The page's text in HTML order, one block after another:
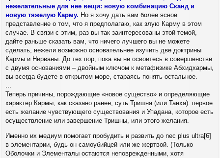
нежелательные для нее вещи: новую комбинацию Сканд и
новую тяжелую Карму. Но я хочу дать вам более ясное
представление о том, что я предполагаю, как злую Карму в этом
случае. В связи с этим, раз вы так заинтересованы этой темой,
дайте раньше сказать вам, что ничего лучшего вы не можете
сделать, нежели возможно основательнее изучить две доктрины
Кармы и Нирваны. До тех пор, пока вы не освоитесь в совершенстве
с двумя основаниями – двойным ключом к метафизике Абхидхармы,
вы всегда будете в открытом море, стараясь понять остальное.
...
Теперь причины, порождающие «новое существо» и определяющие
характер Кармы, как сказано ранее, суть Тришна (или Танха): первое
есть желание чувствующего существования и Упадана, которое есть
осуществление или завершение Тришны, или этого желания.
Именно их медиум помогает пробудить и развить до nec plus ultra[6]
в элементарии, будь он самоубийцей или же жертвой. (Только
Оболочки и Элементалы остаются неповрежденными, хотя